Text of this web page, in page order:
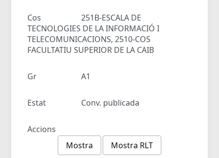
Cos
251B-ESCALA DE
TECNOLOGIES DE LA INFORMACIÓ I
TELECOMUNICACIONS, 2510-COS
FACULTATIU SUPERIOR DE LA CAIB
Gr A1
Estat Conv. publicada
Accions
Mostra
Mostra RLT